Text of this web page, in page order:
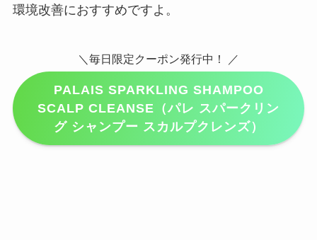
環境改善におすすめですよ。
＼毎日限定クーポン発行中！ ／
PALAIS SPARKLING SHAMPOO
SCALP CLEANSE（パレ スパークリン
グ シャンプー スカルプクレンズ）